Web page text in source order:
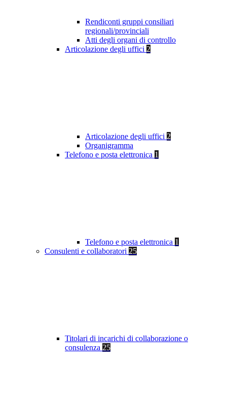
Rendiconti gruppi consiliari
regionali/provinciali
Atti degli organi di controllo
Articolazione degli uffici 2
Articolazione degli uffici 2
Organigramma
Telefono e posta elettronica 1
Telefono e posta elettronica 1
Consulenti e collaboratori 25
Titolari di incarichi di collaborazione o
consulenza 25